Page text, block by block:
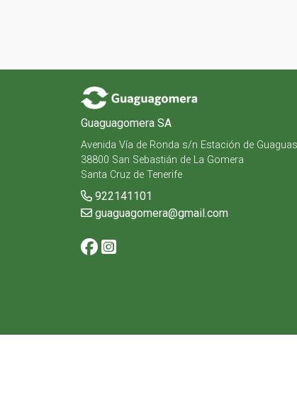
Guaguagomera SA
Avenida Vía de Ronda s/n Estación de Guaguas
38800 San Sebastián de La Gomera
Santa Cruz de Tenerife
922141101
guaguagomera@gmail.com